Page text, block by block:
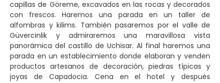
capillas de Göreme, excavados en las rocas y decorados
con frescos. Haremos una parada en un taller de
alfombras y kilims. También pasaremos por el valle de
Güvercinlik y admiraremos una maravillosa vista
panorámica del castillo de Uchisar. Al final haremos una
parada en un establecimiento donde elaboran y venden
productos artesanos de decoración, piedras típicas y
joyas de Capadocia. Cena en el hotel y después